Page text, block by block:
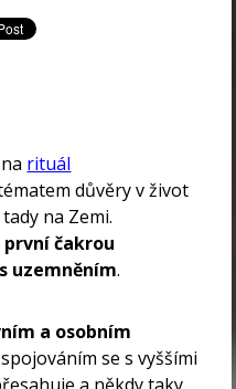
rituál
důvěry v život
na Zemi.
čakrou
uzemněním.
a osobním
se s vyššími